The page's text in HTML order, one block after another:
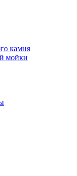
камня
мойки